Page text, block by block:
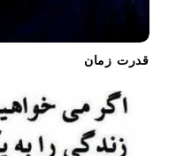
قدرت زمان